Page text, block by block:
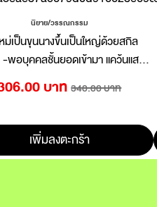
นิยาย/วรรณกรรม
หม่เป็นขุนนางขึ้นเป็นใหญ่ด้วยสกิล
-พอบุคคลชั้นยอดเข้ามา แคว้นแสนง
รับสืบทอดก็กลายเป็นแคว้นสุดแกร่ง-
เล่ม 02 (นิยาย)
บาท 340.00 บาท
เพิ่มลงตะกร้า